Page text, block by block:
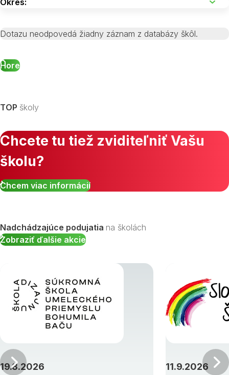
Dotazu neodpovedá žiadny záznam z databázy škôl.
Hore
TOP školy
Chcete tu tiež zviditeľniť Vašu
školu?
Chcem viac informácií
Nadchádzajúce podujatia na školách
Zobraziť ďalšie akcie
19.8.2026 11.9.2026
Predchádzajúci